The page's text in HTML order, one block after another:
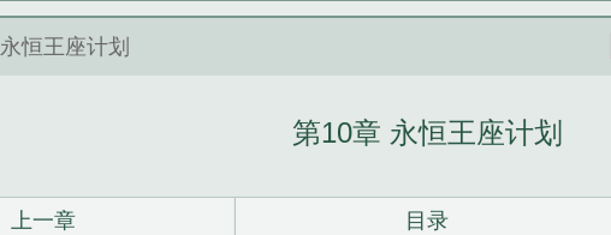
恒王座计划
第10章 永恒王座计划
上一章 目录